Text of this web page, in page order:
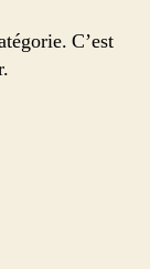
C’est